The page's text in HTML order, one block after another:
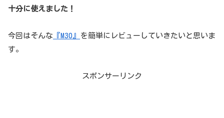
十分に使えました！
今回はそんな 『M30』
を簡単にレビューしていきたいと思いま
す。
スポンサーリンク